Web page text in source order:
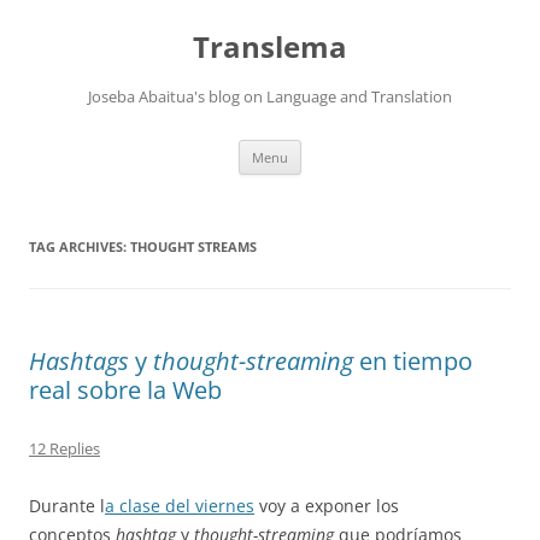
Translema
Joseba Abaitua's blog on Language and Translation
Menu
TAG ARCHIVES: THOUGHT STREAMS
Hashtags y thought-streamingen tiempo
real sobre la Web
12 Replies
Durante la clase del viernes voy a exponer los
conceptos hashtagy thought-streamingque podríamos